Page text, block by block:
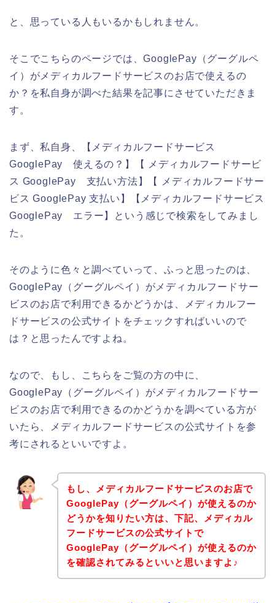
と、思っている人もいるかもしれません。
そこでこちらのページでは、GooglePay（グーグルペ
イ）がメディカルフードサービスのお店で使えるの
か？を私自身が調べた結果を記事にさせていただきま
す。
まず、私自身、【メディカルフードサービス
GooglePay 使えるの？】【 メディカルフードサービ
ス GooglePay 支払い方法】【 メディカルフードサー
ビス GooglePay 支払い】【メディカルフードサービス
GooglePay エラー】という感じで検索をしてみまし
た。
そのように色々と調べていって、ふっと思ったのは、
GooglePay（グーグルペイ）がメディカルフードサー
ビスのお店で利用できるかどうかは、メディカルフー
ドサービスの公式サイトをチェックすればいいので
は？と思ったんですよね。
なので、もし、こちらをご覧の方の中に、
GooglePay（グーグルペイ）がメディカルフードサー
ビスのお店で利用できるのかどうかを調べている方が
いたら、メディカルフードサービスの公式サイトを参
考にされるといいですよ。
もし、メディカルフードサービスのお店で
GooglePay（グーグルペイ）が使えるのか
どうかを知りたい方は、下記、メディカル
フードサービスの公式サイトで
GooglePay（グーグルペイ）が使えるのか
を確認されてみるといいと思いますよ♪